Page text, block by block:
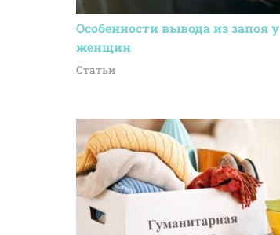
Особенности вывода из запоя у
женщин
Статьи